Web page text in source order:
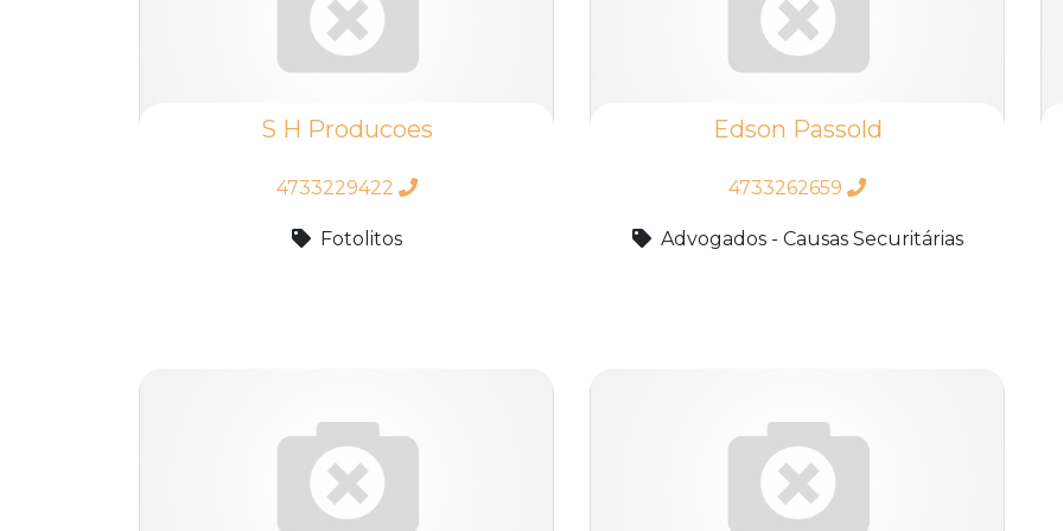
S H Producoes
4733229422
Fotolitos
Edson Passold
4733262659
Advogados - Causas Securitárias